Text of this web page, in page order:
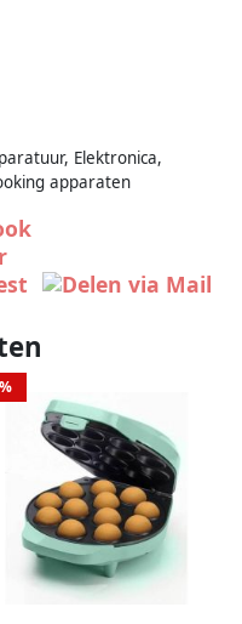
Elektronica,
apparaten